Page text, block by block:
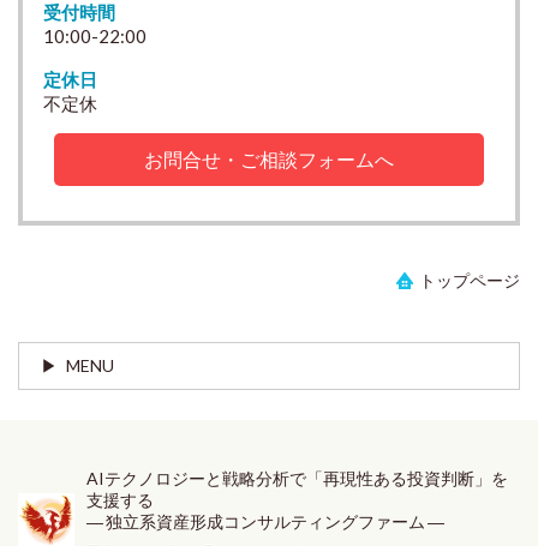
受付時間
10:00-22:00
定休日
不定休
お問合せ・ご相談フォームへ
トップページ
MENU
AIテクノロジーと戦略分析で「再現性ある投資判断」を
支援する
― 独立系資産形成コンサルティングファーム ―